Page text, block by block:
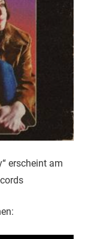
erscheint am